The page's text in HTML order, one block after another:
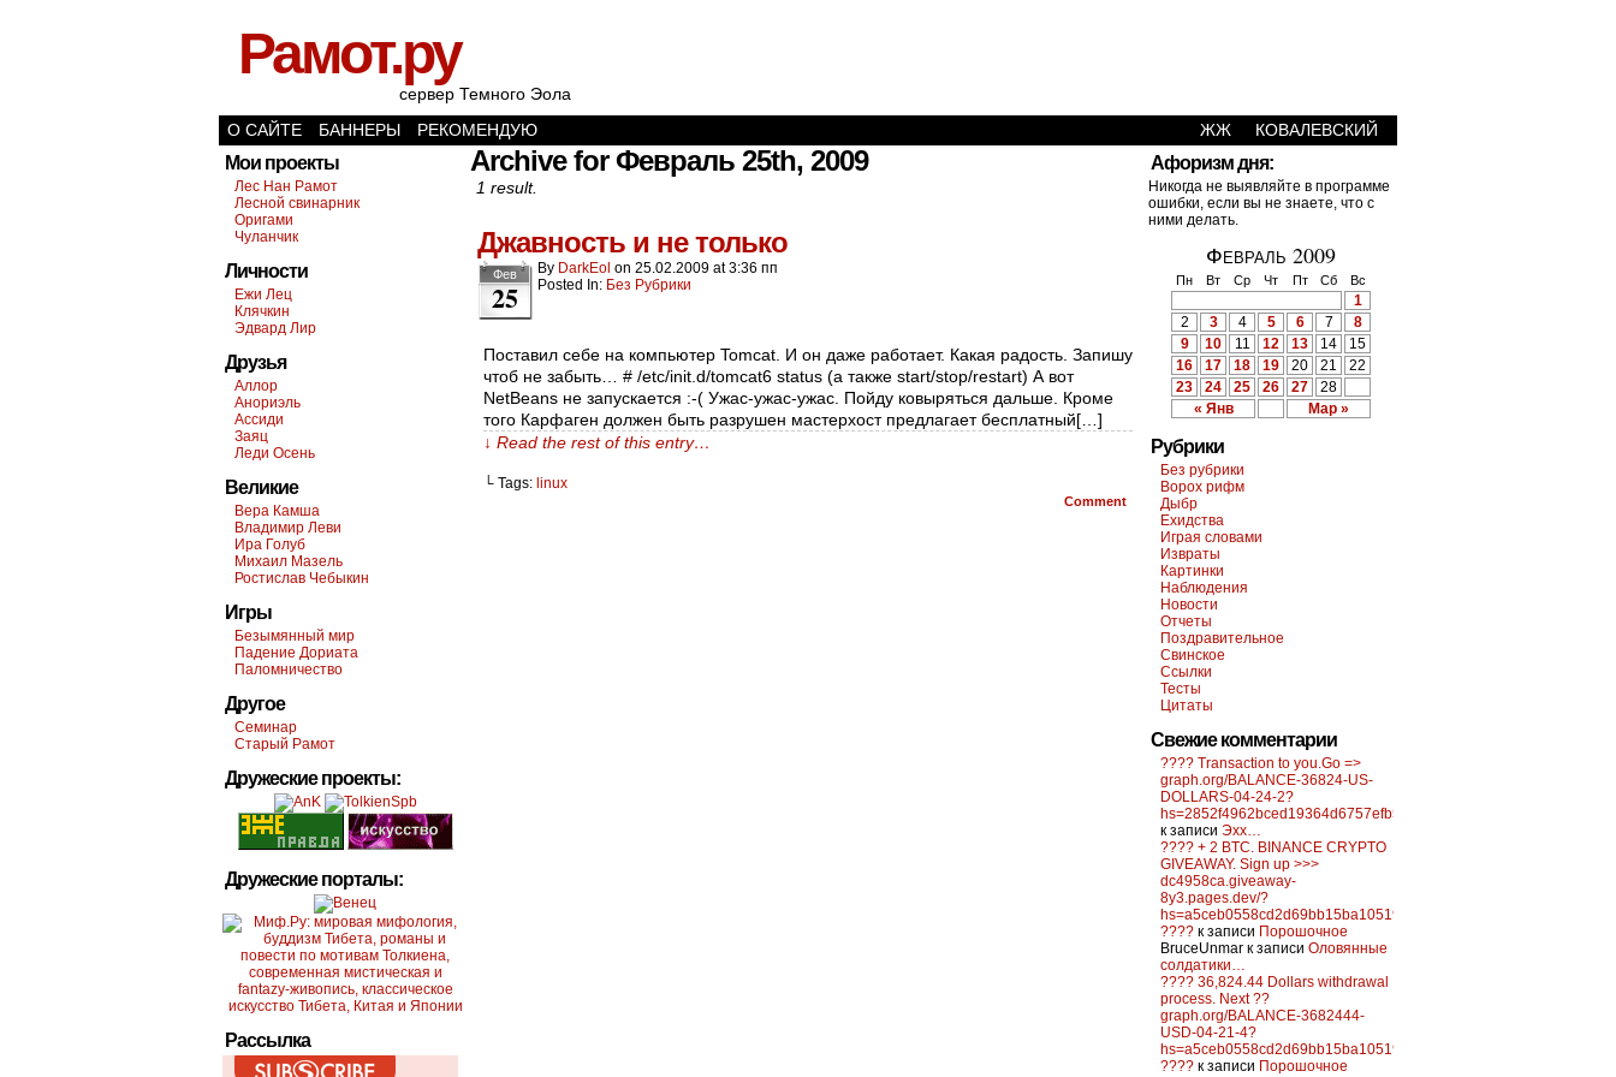
Рамот.ру
сервер Темного Эола
О САЙТЕ
БАННЕРЫ РЕКОМЕНДУЮ ЖЖ КОВАЛЕВСКИЙ
Мои проекты
Лес Нан Рамот
Лесной свинарник
Оригами
Чуланчик
Личности
Ежи Лец
Клячкин
Эдвард Лир
Друзья
Аллор
Анориэль
Ассиди
Заяц
Леди Осень
Великие
Вера Камша
Владимир Леви
Ира Голуб
Михаил Мазель
Ростислав Чебыкин
Игры
Безымянный мир
Падение Дориата
Паломничество
Другое
Семинар
Старый Рамот
Дружеские проекты:
Дружеские порталы:
Рассылка
Archive for Февраль 25th, 2009
1 result.
Джавность и не только
Фев
25
By DarkEol on 25.02.2009 at3:36 пп
Posted In: Без Рубрики
Поставил себе на компьютер Tomcat. И он даже работает. Какая радость. Запишу
чтоб не забыть… # /etc/init.d/tomcat6 status (а также start/stop/restart) А вот
NetBeans не запускается :-( Ужас-ужас-ужас. Пойду ковыряться дальше. Кроме
того Карфаген должен быть разрушен мастерхост предлагает бесплатный[…]
↓ Read the rest of this entry…
└ Tags: linux
Comment
Афоризм дня:
Никогда не выявляйте в программе
ошибки, если вы не знаете, что с
ними делать.
Февраль 2009
Пн Вт Ср Чт Пт Сб Вс
« Янв Мар »
1
2
3 4 5 6 7
8
9
10 11 12 13 14
15
16
17 18 19 20 21
22
23
24 25 26 27 28
Рубрики
Без рубрики
Ворох рифм
Дыбр
Ехидства
Играя словами
Извраты
Картинки
Наблюдения
Новости
Отчеты
Поздравительное
Свинское
Ссылки
Тесты
Цитаты
Свежие комментарии
???? Transaction to you.Go =>
graph.org/BALANCE-36824-US-
DOLLARS-04-24-2?
hs=2852f4962bced19364d6757efb5f6a84&
к записи Эхх…
???? + 2 BTC. BINANCE CRYPTO
GIVEAWAY. Sign up >>>
dc4958ca.giveaway-
8y3.pages.dev/?
hs=a5ceb0558cd2d69bb15ba10519f0d6c2&
???? к записи Порошочное
BruceUnmar к записи Оловянные
солдатики…
???? 36,824.44 Dollars withdrawal
process. Next ??
graph.org/BALANCE-3682444-
USD-04-21-4?
hs=a5ceb0558cd2d69bb15ba10519f0d6c2&
???? к записи Порошочное